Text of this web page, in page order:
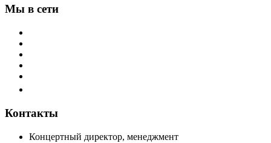
Мы в сети
Контакты
Концертный директор, менеджмент